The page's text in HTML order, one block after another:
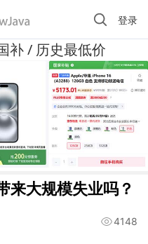
登录
补 / 历史最低价
来大规模失业吗？
4148